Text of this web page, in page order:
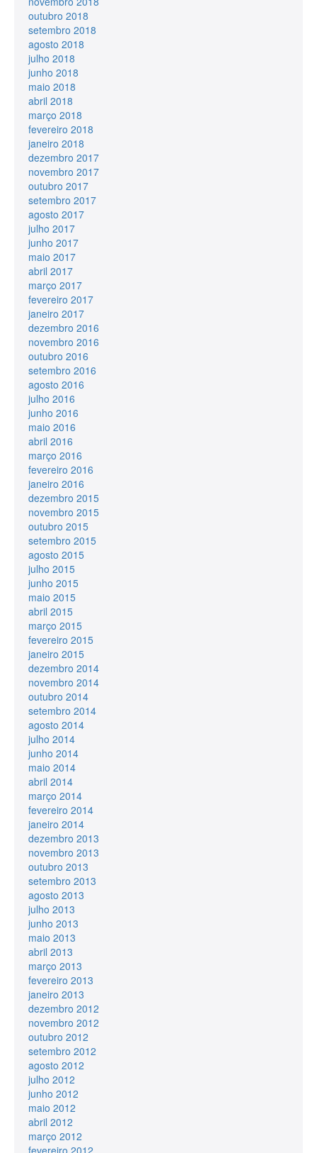
outubro 2018
setembro 2018
agosto 2018
julho 2018
junho 2018
maio 2018
abril 2018
março 2018
fevereiro 2018
janeiro 2018
dezembro 2017
novembro 2017
outubro 2017
setembro 2017
agosto 2017
julho 2017
junho 2017
maio 2017
abril 2017
março 2017
fevereiro 2017
janeiro 2017
dezembro 2016
novembro 2016
outubro 2016
setembro 2016
agosto 2016
julho 2016
junho 2016
maio 2016
abril 2016
março 2016
fevereiro 2016
janeiro 2016
dezembro 2015
novembro 2015
outubro 2015
setembro 2015
agosto 2015
julho 2015
junho 2015
maio 2015
abril 2015
março 2015
fevereiro 2015
janeiro 2015
dezembro 2014
novembro 2014
outubro 2014
setembro 2014
agosto 2014
julho 2014
junho 2014
maio 2014
abril 2014
março 2014
fevereiro 2014
janeiro 2014
dezembro 2013
novembro 2013
outubro 2013
setembro 2013
agosto 2013
julho 2013
junho 2013
maio 2013
abril 2013
março 2013
fevereiro 2013
janeiro 2013
dezembro 2012
novembro 2012
outubro 2012
setembro 2012
agosto 2012
julho 2012
junho 2012
maio 2012
abril 2012
março 2012
fevereiro 2012